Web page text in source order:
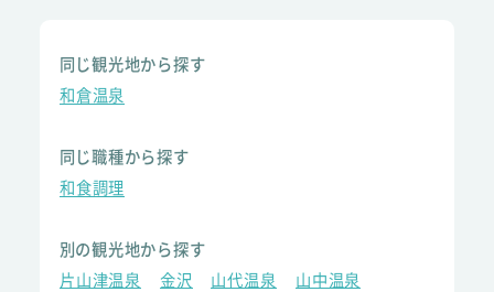
同じ観光地から探す
和倉温泉
同じ職種から探す
和食調理
別の観光地から探す
片山津温泉
金沢 山代温泉
山中温泉